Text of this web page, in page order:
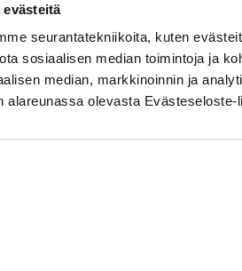
evästeitä
seurantatekniikoita, kuten
sosiaalisen median toimintoja ja
median, markkinoinnin ja
alareunassa olevasta Evästeseloste-